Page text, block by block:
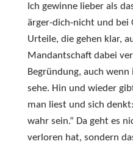
Ich gewinne lieber als
ärger-dich-nicht und bei
Urteile, die gehen klar,
Mandantschaft dabei
Begründung, auch
sehe. Hin und wieder
man liest und sich
wahr sein.“ Da geht es
verloren hat, sondern